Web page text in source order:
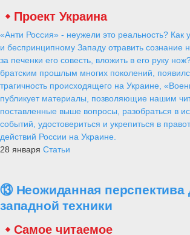
Проект Украина
«Анти Россия» - неужели это реальность? Как
и беспринципному Западу отравить сознание
за печенки его совесть, вложить в его руку
братским прошлым многих поколений,
трагичность происходящего на Украине,
публикует материалы, позволяющие нашим
поставленные выше вопросы, разобраться в
событий, удостовериться и укрепиться в
действий России на Украине.
28 января Статьи
⑬ Неожиданная перспектива
западной техники
Самое читаемое